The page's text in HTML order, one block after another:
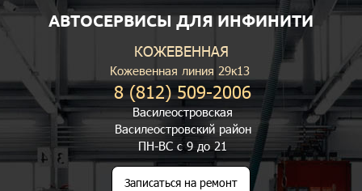
АВТОСЕРВИСЫ ДЛЯ ИНФИНИТИ
КОЖЕВЕННАЯ
Кожевенная линия 29к13
8 (812) 509-2006
Василеостровская
Василеостровский район
ПН-ВС с 9 до 21
Записаться на ремонт